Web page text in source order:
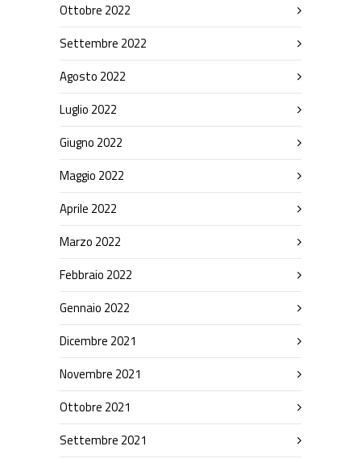
Ottobre 2022
Settembre 2022
Agosto 2022
Luglio 2022
Giugno 2022
Maggio 2022
Aprile 2022
Marzo 2022
Febbraio 2022
Gennaio 2022
Dicembre 2021
Novembre 2021
Ottobre 2021
Settembre 2021